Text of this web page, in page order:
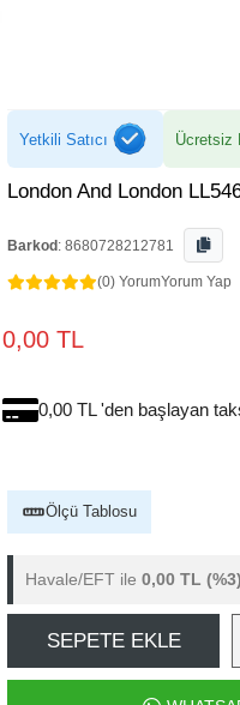
Yetkili Satıcı Ücretsiz
London And London
Barkod : 8680728212781
(0) YorumYorum Yap
0,00 TL
0,00 TL 'den başlayan
Ölçü Tablosu
Havale/EFT ile 0,00 TL (%3)
SEPETE EKLE